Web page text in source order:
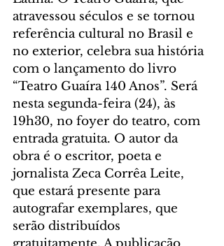
atravessou séculos e se tornou
referência cultural no Brasil e
no exterior, celebra sua história
com o lançamento do livro
“Teatro Guaíra 140 Anos”. Será
nesta segunda-feira (24), às
19h30, no foyer do teatro, com
entrada gratuita. O autor da
obra é o escritor, poeta e
jornalista Zeca Corrêa Leite,
que estará presente para
autografar exemplares, que
serão distribuídos